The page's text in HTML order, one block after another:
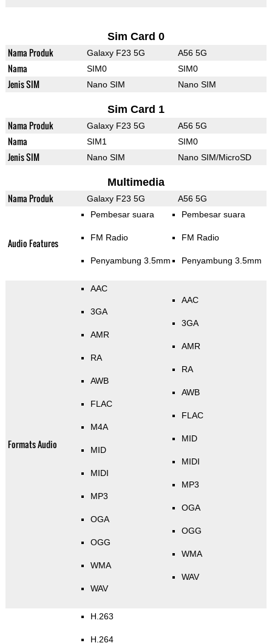
Sim Card 0
Nama Produk Galaxy F23 5G A56 5G
Nama SIM0 SIM0
Jenis SIM Nano SIM Nano SIM
Sim Card 1
Nama Produk Galaxy F23 5G A56 5G
Nama SIM1 SIM0
Jenis SIM Nano SIM Nano SIM/MicroSD
Multimedia
Nama Produk Galaxy F23 5G A56 5G
Audio Features
Pembesar suara
FM Radio
Penyambung 3.5mm
Pembesar suara
FM Radio
Penyambung 3.5mm
Formats Audio
AAC
3GA
AMR
RA
AWB
FLAC
M4A
MID
MIDI
MP3
OGA
OGG
WMA
WAV
AAC
3GA
AMR
RA
AWB
FLAC
MID
MIDI
MP3
OGA
OGG
WMA
WAV
H.263
H.264